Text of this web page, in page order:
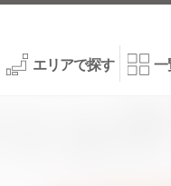
エリアで探す 一